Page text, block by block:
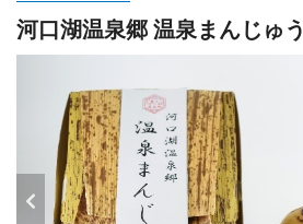
河口湖温泉郷 温泉まんじゅう